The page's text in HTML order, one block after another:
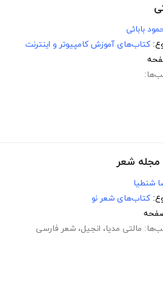
بابائی
کتاب‌های آموزش کامپیوتر و اینترنت
مجله شعر
شنطیا
کتاب‌های شعر نو
مالتی مدیا، انجیل، شعر فارسی